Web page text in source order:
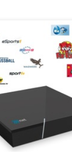
sechs Monate
Sport, Kinder und
aller Genre-
erhältlich
und
erweitert sein IPTV-